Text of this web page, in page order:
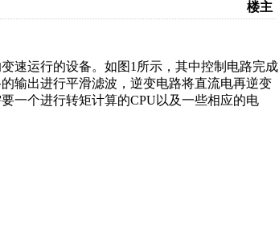
楼主
速运行的设备。如图1所示，其中控制电路完成
输出进行平滑滤波，逆变电路将直流电再逆变
一个进行转矩计算的CPU以及一些相应的电